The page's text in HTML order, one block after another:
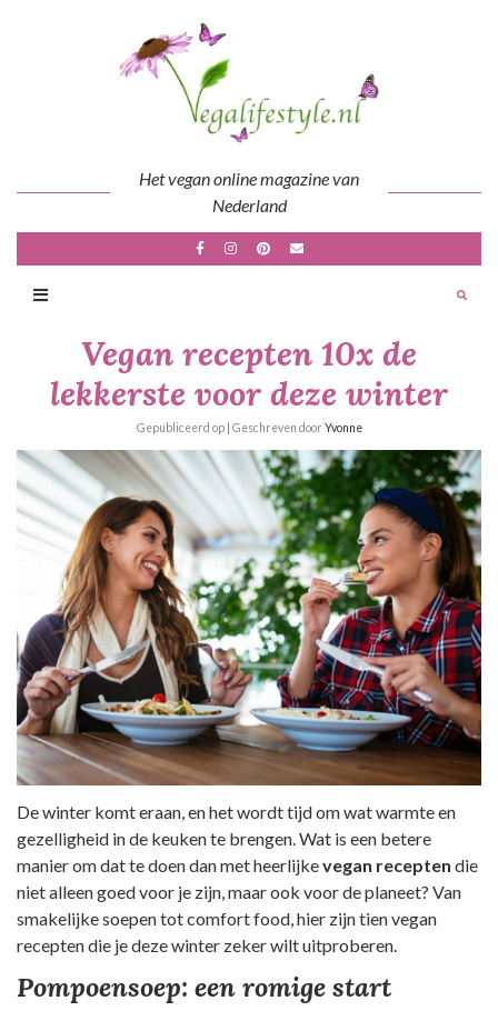
Het vegan online magazine van
Nederland
Vegan recepten 10x de
lekkerste voor deze winter
Gepubliceerd op | Geschreven door Yvonne
De winter komt eraan, en het wordt tijd om wat warmte en
gezelligheid in de keuken te brengen. Wat is een betere
manier om dat te doen dan met heerlijkevegan recepten die
niet alleen goed voor je zijn, maar ook voor de planeet? Van
smakelijke soepen tot comfort food, hier zijn tien vegan
recepten die je deze winter zeker wilt uitproberen.
Pompoensoep: een romige start